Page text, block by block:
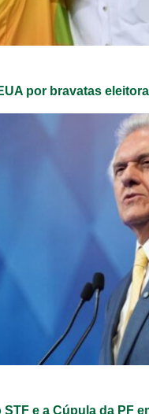
por bravatas
e a Cúpula da PF